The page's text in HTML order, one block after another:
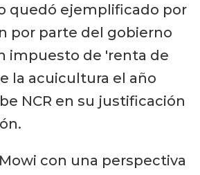
quedó ejemplificado por
por parte del gobierno
impuesto de 'renta de
la acuicultura el año
NCR en su justificación
con una perspectiva